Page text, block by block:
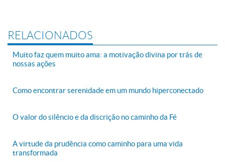
RELACIONADOS
Muito faz quem muito ama: a motivação divina por trás de
nossas ações
Como encontrar serenidade em um mundo hiperconectado
O valor do silêncio e da discrição no caminho da Fé
A virtude da prudência como caminho para uma vida
transformada